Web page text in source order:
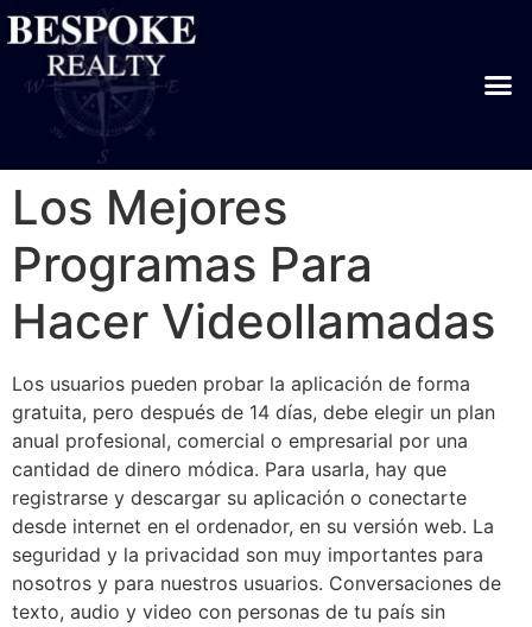
Los Mejores
Programas Para
Hacer Videollamadas
Los usuarios pueden probar la aplicación de forma
gratuita, pero después de 14 días, debe elegir un plan
anual profesional, comercial o empresarial por una
cantidad de dinero módica. Para usarla, hay que
registrarse y descargar su aplicación o conectarte
desde internet en el ordenador, en su versión web. La
seguridad y la privacidad son muy importantes para
nosotros y para nuestros usuarios. Conversaciones de
texto, audio y video con personas de tu país sin